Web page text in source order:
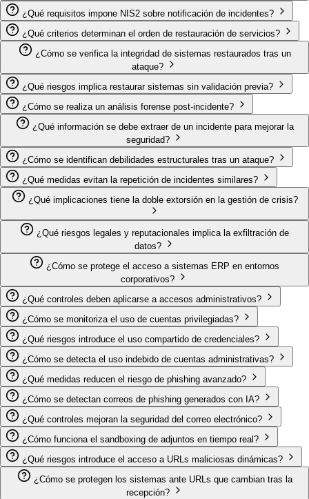
¿Qué requisitos impone NIS2 sobre notificación de incidentes?
¿Qué criterios determinan el orden de restauración de servicios?
¿Cómo se verifica la integridad de sistemas restaurados tras un
ataque?
¿Qué riesgos implica restaurar sistemas sin validación previa?
¿Cómo se realiza un análisis forense post-incidente?
¿Qué información se debe extraer de un incidente para mejorar la
seguridad?
¿Cómo se identifican debilidades estructurales tras un ataque?
¿Qué medidas evitan la repetición de incidentes similares?
¿Qué implicaciones tiene la doble extorsión en la gestión de crisis?
¿Qué riesgos legales y reputacionales implica la exfiltración de
datos?
¿Cómo se protege el acceso a sistemas ERP en entornos
corporativos?
¿Qué controles deben aplicarse a accesos administrativos?
¿Cómo se monitoriza el uso de cuentas privilegiadas?
¿Qué riesgos introduce el uso compartido de credenciales?
¿Cómo se detecta el uso indebido de cuentas administrativas?
¿Qué medidas reducen el riesgo de phishing avanzado?
¿Cómo se detectan correos de phishing generados con IA?
¿Qué controles mejoran la seguridad del correo electrónico?
¿Cómo funciona el sandboxing de adjuntos en tiempo real?
¿Qué riesgos introduce el acceso a URLs maliciosas dinámicas?
¿Cómo se protegen los sistemas ante URLs que cambian tras la
recepción?